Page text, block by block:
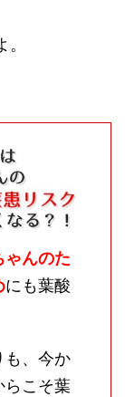
ゃんのた
にも葉酸
も、今か
らこそ葉